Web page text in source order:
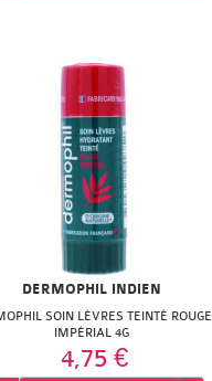
DERMOPHIL INDIEN
SOIN LÈVRES TEINTÉ ROUGE
IMPÉRIAL 4G
4,75 €